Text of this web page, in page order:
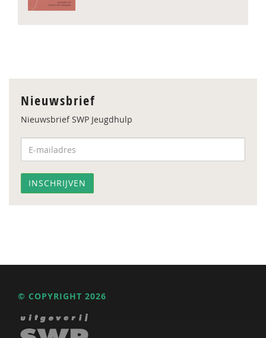
Nieuwsbrief
Nieuwsbrief SWP Jeugdhulp
© COPYRIGHT 2026